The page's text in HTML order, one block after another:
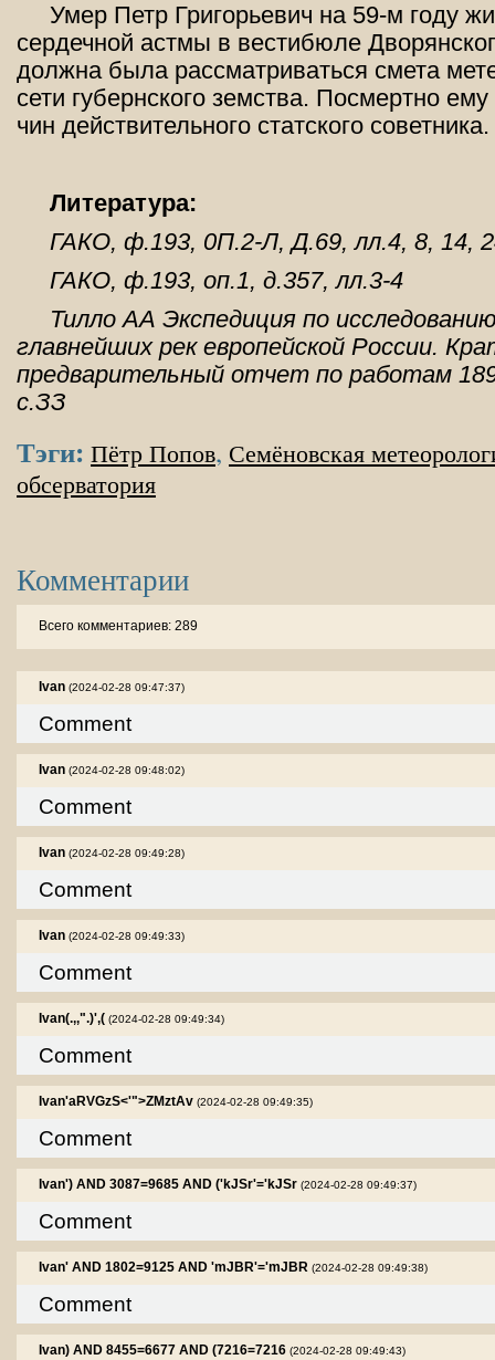
Умер Петр Григорьевич на 59-м году
сердечной астмы в вестибюле
должна была рассматриваться смета
сети губернского земства. Посмертно
чин действительного статского советника.
Литература:
ГАКО, ф.193, 0П.2-Л, Д.69, лл.4, 8, 14,
ГАКО, ф.193, оп.1, д.357, лл.3-4
Тилло АА Экспедиция по
главнейших рек европейской России.
предварительный отчет по работам
с.ЗЗ
Тэги: Пётр Попов, Семёновская
обсерватория
Комментарии
Всего комментариев: 289
Ivan (2024-02-28 09:47:37)
Comment
Ivan (2024-02-28 09:48:02)
Comment
Ivan (2024-02-28 09:49:28)
Comment
Ivan (2024-02-28 09:49:33)
Comment
Ivan(.,,".)',( (2024-02-28 09:49:34)
Comment
Ivan'aRVGzS<'">ZMztAv (2024-02-28 09:49:35)
Comment
Ivan') AND 3087=9685 AND ('kJSr'='kJSr (2024-02-28 09:49:37)
Comment
Ivan' AND 1802=9125 AND 'mJBR'='mJBR (2024-02-28 09:49:38)
Comment
Ivan) AND 8455=6677 AND (7216=7216 (2024-02-28 09:49:43)